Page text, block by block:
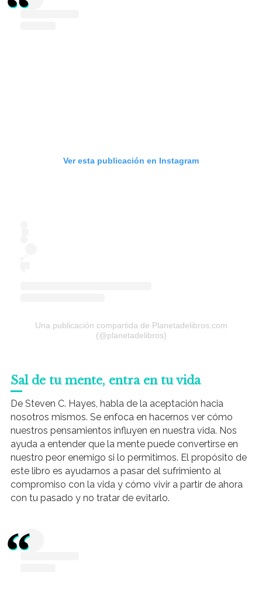
Ver esta publicación en Instagram
Una publicación compartida de Planetadelibros.com
(@planetadelibros)
Sal de tu mente, entra en tu vida
De Steven C. Hayes, habla de la aceptación hacia
nosotros mismos. Se enfoca en hacernos ver cómo
nuestros pensamientos influyen en nuestra vida. Nos
ayuda a entender que la mente puede convertirse en
nuestro peor enemigo si lo permitimos. El propósito de
este libro es ayudarnos a pasar del sufrimiento al
compromiso con la vida y cómo vivir a partir de ahora
con tu pasado y no tratar de evitarlo.